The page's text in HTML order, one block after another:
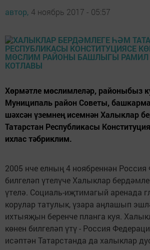
автор, 4 ноябрь 2017 - 05:57
Хөрмәтле мөслимлеләр, районыбыз
Муниципаль район Советы,
шәхсән үземнең исемнән Халыклар
Татарстан Республикасы
ихлас тәбриклим.
2005 нче елның 4 ноябреннән
билгеләп үтелүче Халыклар
үтелә. Социаль-иҗтимагый аренада
корулар татулык, үзара аңлашып
ихтыяҗын беренче планга куя.
көнен билгеләп үтү - Россия
исәптән Татарстанда да халыклар